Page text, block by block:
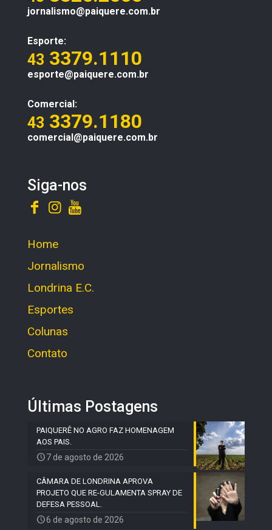
jornalismo@paiquere.com.br
Esporte:
43 3379.1110
esporte@paiquere.com.br
Comercial:
43 3379.1180
comercial@paiquere.com.br
Siga-nos
Home
Jornalismo
Londrina E.C.
Esportes
Colunas
Contato
Últimas Postagens
PAIQUERÊ NO AGRO FAZ HOMENAGEM
AOS PAIS.
7 de agosto de 2026
CÂMARA DE LONDRINA APROVA
PROJETO QUE RE-GULAMENTA SPRAY DE
DEFESA PESSOAL.
6 de agosto de 2026